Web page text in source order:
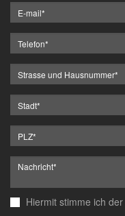
Hiermit stimme ich der